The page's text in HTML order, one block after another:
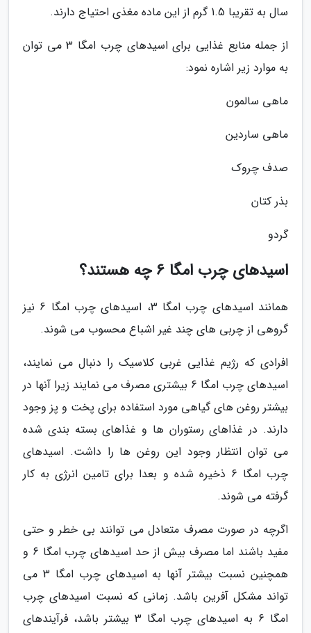
سال به تقریبا 1.5 گرم از این ماده مغذی احتیاج دارند.
از جمله منابع غذایی برای اسیدهای چرب امگا 3 می توان
به موارد زیر اشاره نمود:
ماهی سالمون
ماهی ساردین
صدف چروک
بذر کتان
گردو
اسیدهای چرب امگا 6 چه هستند؟
همانند اسیدهای چرب امگا 3، اسیدهای چرب امگا 6 نیز
گروهی از چربی های چند غیر اشباع محسوب می شوند.
افرادی که رژیم غذایی غربی کلاسیک را دنبال می نمایند،
اسیدهای چرب امگا 6 بیشتری مصرف می نمایند زیرا آنها در
بیشتر روغن های گیاهی مورد استفاده برای پخت و پز وجود
دارند. در غذاهای رستوران ها و غذاهای بسته بندی شده
می توان انتظار وجود این روغن ها را داشت. اسیدهای
چرب امگا 6 ذخیره شده و بعدا برای تامین انرژی به کار
گرفته می شوند.
اگرچه در صورت مصرف متعادل می توانند بی خطر و حتی
مفید باشند اما مصرف بیش از حد اسیدهای چرب امگا 6 و
همچنین نسبت بیشتر آنها به اسیدهای چرب امگا 3 می
تواند مشکل آفرین باشد. زمانی که نسبت اسیدهای چرب
امگا 6 به اسیدهای چرب امگا 3 بیشتر باشد، فرآیندهای